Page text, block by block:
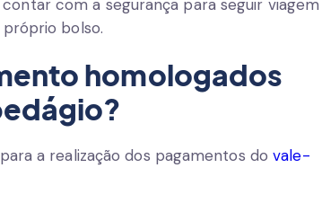
com a segurança para seguir viagem
bolso.
homologados
a realização dos pagamentos dovale-